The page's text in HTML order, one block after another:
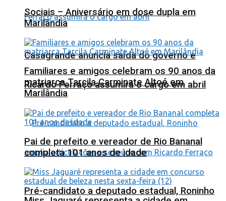
Casagrande anuncia saída do governo e
Ricardo Ferraço assumirá o cargo em abril
Pré-candidato a deputado estadual, Roninho
Sociais – Aniversário em dose dupla em
Marilândia
Familiares e amigos celebram os 90 anos da
matriarca Tarcila Carminate Altoé em
Marilândia
Pai de prefeito e vereador de Rio Bananal
completa 101 anos de idade